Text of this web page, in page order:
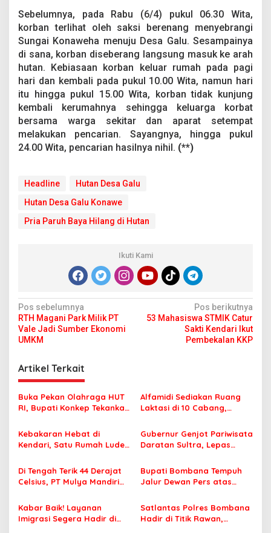
Sebelumnya, pada Rabu (6/4) pukul 06.30 Wita,
korban terlihat oleh saksi berenang menyebrangi
Sungai Konaweha menuju Desa Galu. Sesampainya
di sana, korban diseberang langsung masuk ke arah
hutan. Kebiasaan korban keluar rumah pada pagi
hari dan kembali pada pukul 10.00 Wita, namun hari
itu hingga pukul 15.00 Wita, korban tidak kunjung
kembali kerumahnya sehingga keluarga korbat
bersama warga sekitar dan aparat setempat
melakukan pencarian. Sayangnya, hingga pukul
24.00 Wita, pencarian hasilnya nihil. (**)
Headline
Hutan Desa Galu
Hutan Desa Galu Konawe
Pria Paruh Baya Hilang di Hutan
Ikuti Kami
N
a
v
i
g
a
s
i
p
s
Pos sebelumnya
RTH Magani Park Milik PT
Vale Jadi Sumber Ekonomi
UMKM
Pos berikutnya
53 Mahasiswa STMIK Catur
Sakti Kendari Ikut
Pembekalan KKP
Artikel Terkait
Buka Pekan Olahraga HUT
RI, Bupati Konkep Tekankan
Tantangan Pembangunan
Alfamidi Sediakan Ruang
Laktasi di 10 Cabang,
ASI Eksklusif
Kebakaran Hebat di
Kendari, Satu Rumah Ludes
Gubernur Genjot Pariwisata
Daratan Sultra, Lepas
Tiga Kabupaten Unggulan
Di Tengah Terik 44 Derajat
Celsius, PT Mulya Mandiri
Jamaah Tetap Sehat dan
Nyaman Beribadah
Bupati Bombana Tempuh
Jalur Dewan Pers atas
Korupsi Jembatan Cirauci II
Kabar Baik! Layanan
Imigrasi Segera Hadir di
Satlantas Polres Bombana
Hadir di Titik Rawan,